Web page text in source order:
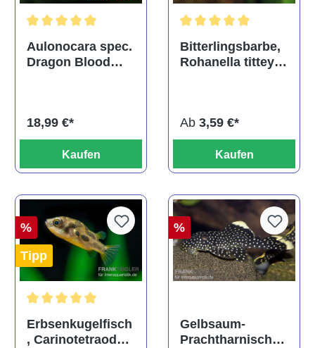
Aulonocara spec.
Dragon Blood
18,99 €*
Kaufen
Bitterlingsbarbe,
Rohanella titteya,
Ab 3,59 €*
Kaufen
%
Tipp
Erbsenkugelfisch
, Carinotetraodon
%
Gelbsaum-
Prachtharnischw